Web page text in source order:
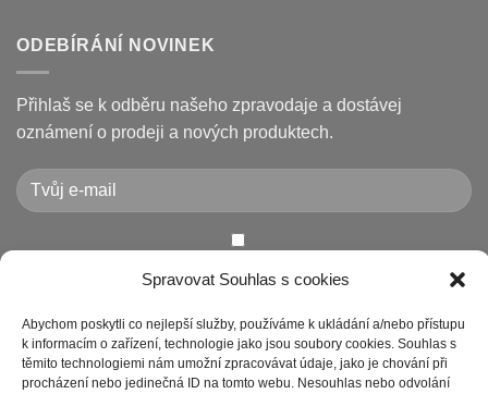
Spravovat Souhlas s cookies
Abychom poskytli co nejlepší služby, používáme k ukládání a/nebo přístupu
k informacím o zařízení, technologie jako jsou soubory cookies. Souhlas s
těmito technologiemi nám umožní zpracovávat údaje, jako je chování při
procházení nebo jedinečná ID na tomto webu. Nesouhlas nebo odvolání
opravit
displeje
a
jak
je
textu
vyměnit
pneumatiku
na
elektrokoloběžce
(8.5″
10″,
duše
ODEBÍRÁNÍ NOVINEK
Přihlaš se k odběru našeho zpravodaje a dostávej
oznámení o prodeji a nových produktech.
Chcete-li odeslat tento formulář, musíte přijmout naše